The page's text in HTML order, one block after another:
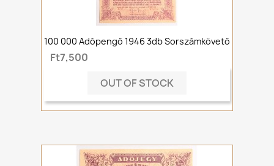
100 000 Adópengő 1946 3db Sorszámkövető
Ft7,500
OUT OF STOCK